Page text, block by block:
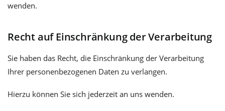
wenden.
Recht auf Einschränkung der Verarbeitung
Sie haben das Recht, die Einschränkung der Verarbeitung
Ihrer personenbezogenen Daten zu verlangen.
Hierzu können Sie sich jederzeit an uns wenden.